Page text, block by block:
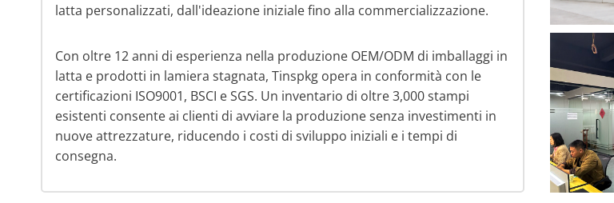
latta personalizzati, dall'ideazione iniziale fino alla commercializzazione.
Con oltre 12 anni di esperienza nella produzione OEM/ODM di imballaggi in
latta e prodotti in lamiera stagnata, Tinspkg opera in conformità con le
certificazioni ISO9001, BSCI e SGS. Un inventario di oltre 3,000 stampi
esistenti consente ai clienti di avviare la produzione senza investimenti in
nuove attrezzature, riducendo i costi di sviluppo iniziali e i tempi di
consegna.